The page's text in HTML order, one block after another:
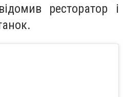
ресторатор і